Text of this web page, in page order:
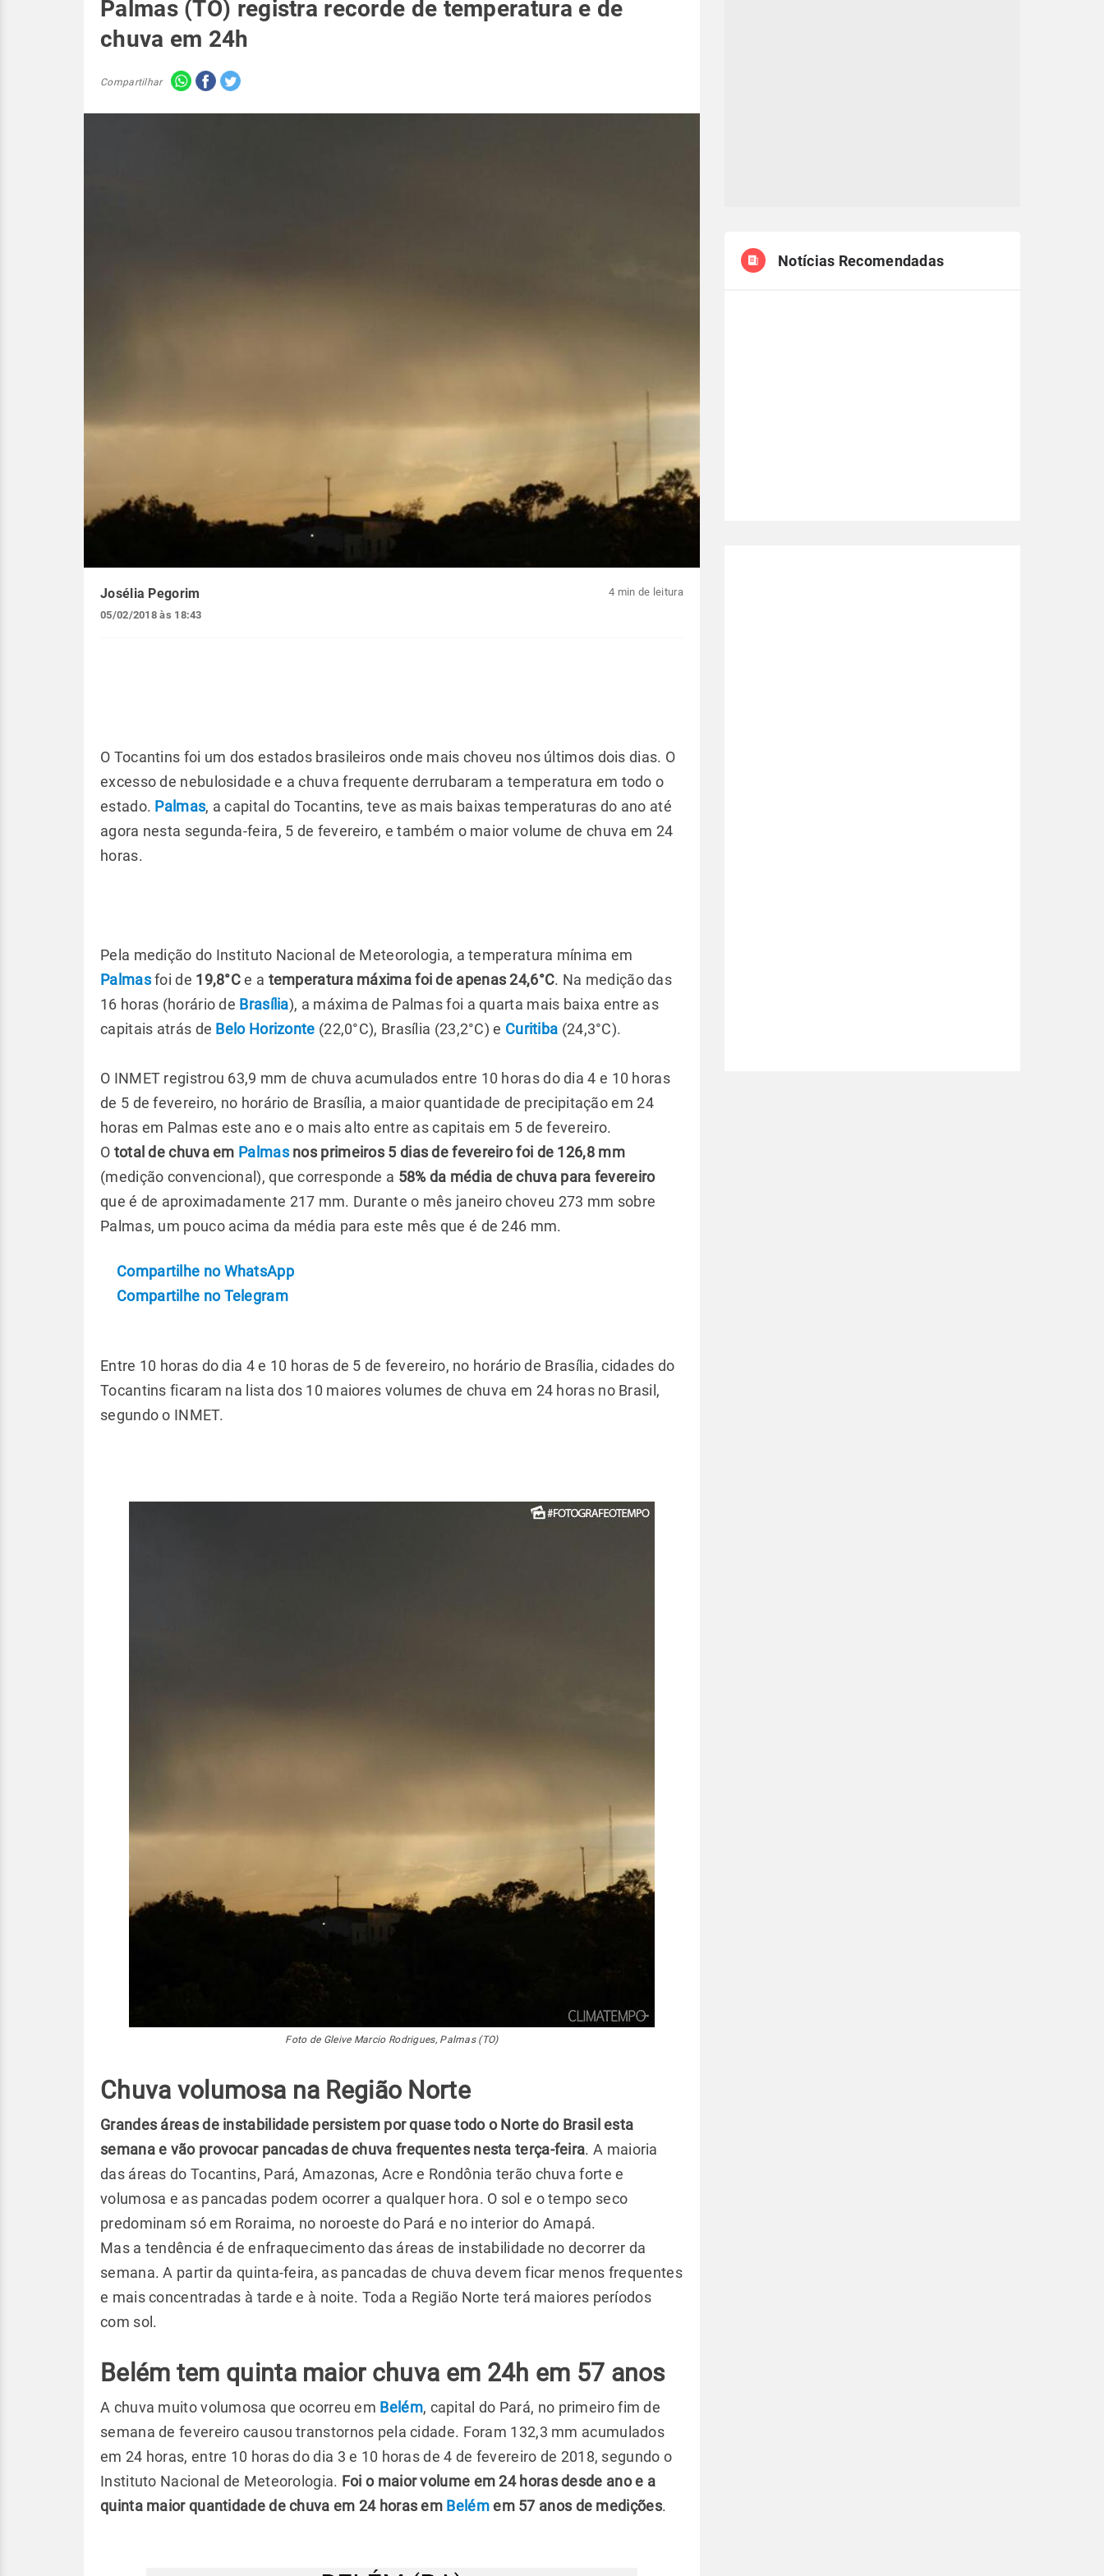
Palmas (TO) registra recorde de temperatura e de
chuva em 24h
Compartilhar
Josélia Pegorim
05/02/2018 às 18:43
4 min de leitura
O Tocantins foi um dos estados brasileiros onde mais choveu nos últimos dois dias. O
excesso de nebulosidade e a chuva frequente derrubaram a temperatura em todo o
estado. Palmas, a capital do Tocantins, teve as mais baixas temperaturas do ano até
agora nesta segunda-feira, 5 de fevereiro, e também o maior volume de chuva em 24
horas.
Pela medição do Instituto Nacional de Meteorologia, a temperatura mínima em
Palmasfoi de 19,8°Ce a temperatura máxima foi de apenas 24,6°C. Na medição das
16 horas (horário de Brasília), a máxima de Palmas foi a quarta mais baixa entre as
capitais atrás de Belo Horizonte (22,0°C), Brasília (23,2°C) e Curitiba (24,3°C).
O INMET registrou 63,9 mm de chuva acumulados entre 10 horas do dia 4 e 10 horas
de 5 de fevereiro, no horário de Brasília, a maior quantidade de precipitação em 24
horas em Palmas este ano e o mais alto entre as capitais em 5 de fevereiro.
O total de chuva em Palmasnos primeiros 5 dias de fevereiro foi de 126,8 mm
(medição convencional), que corresponde a 58% da média de chuva para fevereiro
que é de aproximadamente 217 mm. Durante o mês janeiro choveu 273 mm sobre
Palmas, um pouco acima da média para este mês que é de 246 mm.
Compartilhe no WhatsApp
Compartilhe no Telegram
Entre 10 horas do dia 4 e 10 horas de 5 de fevereiro, no horário de Brasília, cidades do
Tocantins ficaram na lista dos 10 maiores volumes de chuva em 24 horas no Brasil,
segundo o INMET.
Foto de Gleive Marcio Rodrigues, Palmas (TO)
Chuva volumosa na Região Norte
Grandes áreas de instabilidade persistem por quase todo o Norte do Brasil esta
semana e vão provocar pancadas de chuva frequentes nesta terça-feira. A maioria
das áreas do Tocantins, Pará, Amazonas, Acre e Rondônia terão chuva forte e
volumosa e as pancadas podem ocorrer a qualquer hora. O sol e o tempo seco
predominam só em Roraima, no noroeste do Pará e no interior do Amapá.
Mas a tendência é de enfraquecimento das áreas de instabilidade no decorrer da
semana. A partir da quinta-feira, as pancadas de chuva devem ficar menos frequentes
e mais concentradas à tarde e à noite. Toda a Região Norte terá maiores períodos
com sol.
Belém tem quinta maior chuva em 24h em 57 anos
A chuva muito volumosa que ocorreu em Belém, capital do Pará, no primeiro fim de
semana de fevereiro causou transtornos pela cidade. Foram 132,3 mm acumulados
em 24 horas, entre 10 horas do dia 3 e 10 horas de 4 de fevereiro de 2018, segundo o
Instituto Nacional de Meteorologia. Foi o maior volume em 24 horas desde ano e a
quinta maior quantidade de chuva em 24 horas em Belémem 57 anos de medições.
Notícias Recomendadas